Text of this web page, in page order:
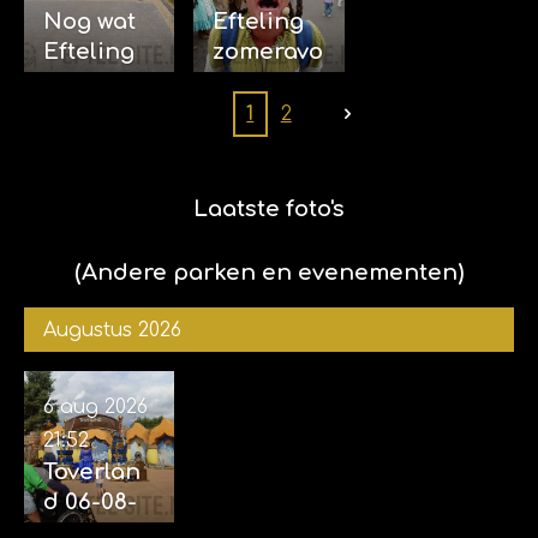
Nog wat
Efteling
Sophie)
Efteling
zomeravo
2025 (met
Sophie)
1 2
Laatste foto's
(Andere parken en evenementen)
Augustus 2026
Toverlan
d 06-08-
6 aug 2026
21:52